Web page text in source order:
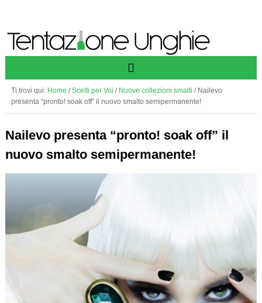
Ti trovi qui: Home / Scelti per Voi / Nuove collezioni smalti /Nailevo
presenta “pronto! soak off” il nuovo smalto semipermanente!
Nailevo presenta “pronto! soak off” il
nuovo smalto semipermanente!